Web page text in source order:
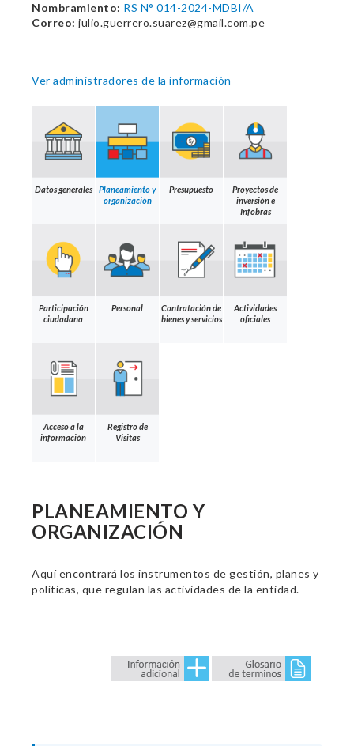
Nombramiento: RS N° 014-2024-MDBI/A
Correo: julio.guerrero.suarez@gmail.com.pe
Ver administradores de la información
Datos generales
Planeamiento y
organización
Presupuesto
Proyectos de
inversión e
Infobras
Participación
ciudadana
Personal
Contratación de
bienes y servicios
Actividades
oficiales
Acceso a la
información
Registro de
Visitas
PLANEAMIENTO Y
ORGANIZACIÓN
Aquí encontrará los instrumentos de gestión, planes y
políticas, que regulan las actividades de la entidad.